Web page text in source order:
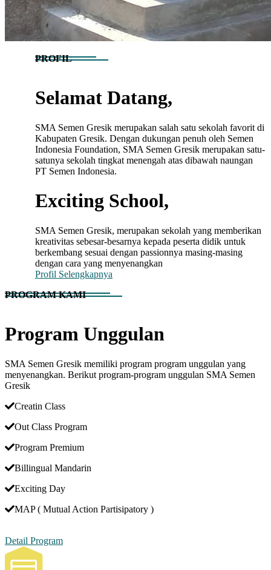
PROFIL
Selamat Datang,
SMA Semen Gresik merupakan salah satu sekolah favorit di
Kabupaten Gresik. Dengan dukungan penuh oleh Semen
Indonesia Foundation, SMA Semen Gresik merupakan satu-
satunya sekolah tingkat menengah atas dibawah naungan
PT Semen Indonesia.
Exciting School,
SMA Semen Gresik, merupakan sekolah yang memberikan
kreativitas sebesar-besarnya kepada peserta didik untuk
berkembang sesuai dengan passionnya masing-masing
dengan cara yang menyenangkan
Profil Selengkapnya
PROGRAM KAMI
Program Unggulan
SMA Semen Gresik memiliki program program unggulan yang
menyenangkan. Berikut program-program unggulan SMA Semen
Gresik
Creatin Class
Out Class Program
Program Premium
Billingual Mandarin
Exciting Day
MAP ( Mutual Action Partisipatory )
Detail Program